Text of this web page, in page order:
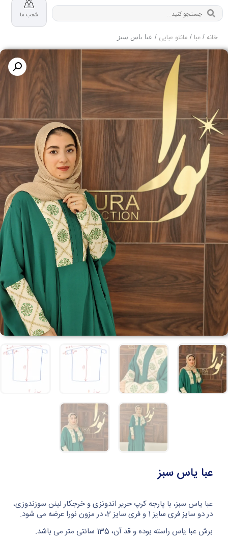
شعب ما
خانه / عبا / مانتو عبایی / عبا یاس سبز
عبا یاس سبز
عبا یاس سبز، با پارجه کرپ حریر اندونزی و خرجکار لینن سوزندوزی،
در دو سایز فری سایز 1 و فری سایز 2، در مزون نورا عرضه می شود.
برش عبا یاس راسته بوده و قد آن، 135 سانتی متر می باشد.